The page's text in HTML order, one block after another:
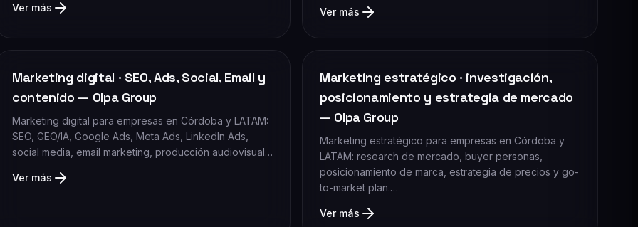
Ver más Ver más
Marketing digital · SEO, Ads, Social, Email y
contenido — Olpa Group
Marketing digital para empresas en Córdoba y LATAM:
SEO, GEO/IA, Google Ads, Meta Ads, LinkedIn Ads,
social media, email marketing, producción audiovisual…
Ver más
Marketing estratégico · investigación,
posicionamiento y estrategia de mercado
— Olpa Group
Marketing estratégico para empresas en Córdoba y
LATAM: research de mercado, buyer personas,
posicionamiento de marca, estrategia de precios y go-
to-market plan.…
Ver más